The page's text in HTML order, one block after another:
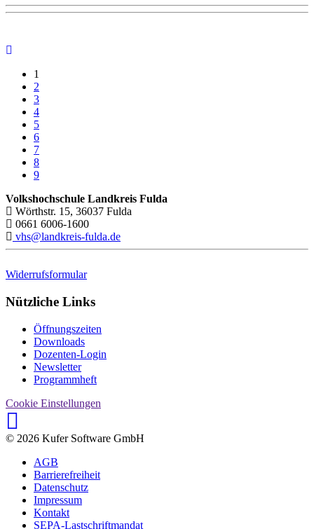
1
2
3
4
5
6
7
8
9
Volkshochschule Landkreis Fulda
Wörthstr. 15, 36037 Fulda
0661 6006-1600
vhs@landkreis-fulda.de
Widerrufsformular
Nützliche Links
Öffnungszeiten
Downloads
Dozenten-Login
Newsletter
Programmheft
Cookie Einstellungen
© 2026 Kufer Software GmbH
AGB
Barrierefreiheit
Datenschutz
Impressum
Kontakt
SEPA-Lastschriftmandat